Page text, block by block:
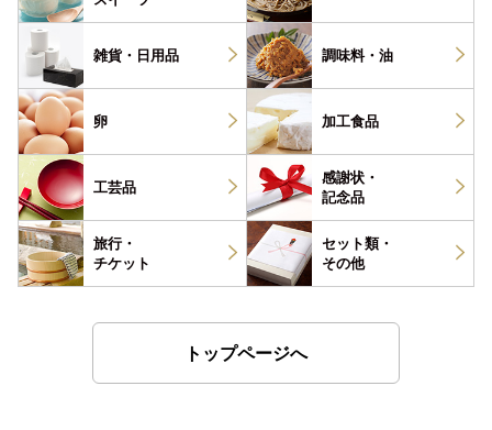
雑貨・ 日用品 調味料・ 油
卵 加工食品
工芸品
感謝状・
記念品
旅行・
チケット
セット類・
その他
トップページへ